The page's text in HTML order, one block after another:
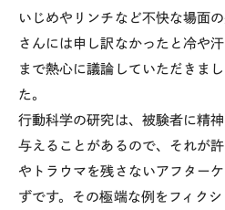
いじめやリンチなど不快な場面
さんには申し訳なかったと冷や
まで熱心に議論していただきま
た。
行動科学の研究は、被験者に精
与えることがあるので、それが
やトラウマを残さないアフター
ずです。その極端な例をフィク